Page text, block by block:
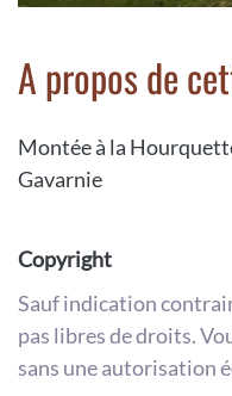
A propos de
Montée à la
Gavarnie
Copyright
Sauf indication
pas libres de droits.
sans une autorisation